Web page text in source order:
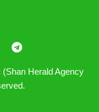
Herald Agency